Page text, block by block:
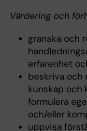
Värdering och
granska och
erfarenhet
beskriva och
kunskap och
formulera
och/eller
uppvisa